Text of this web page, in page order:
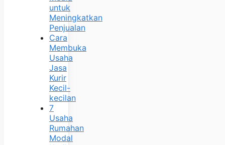
untuk
Meningkatkan
Penjualan
Cara
Membuka
Usaha
Jasa
Kurir
Kecil-
kecilan
7
Usaha
Rumahan
Modal